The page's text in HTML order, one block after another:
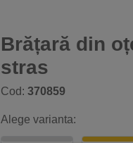
Brățară din
stras
Cod: 370859
Alege varianta: